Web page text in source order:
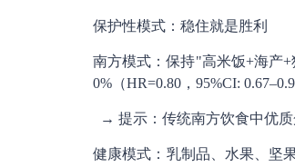
保护性模式：稳住就是胜利
南方模式：保持"高米饭+海产
0%（HR=0.80，95%CI:
→ 提示：传统南方饮食中优质
健康模式：乳制品、水果、坚